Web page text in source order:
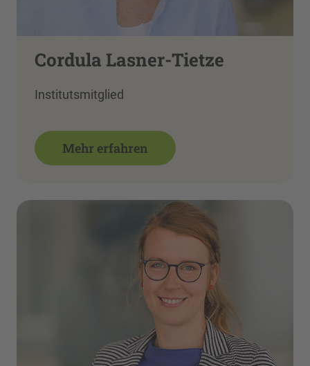
Cordula Lasner-Tietze
Institutsmitglied
Mehr erfahren